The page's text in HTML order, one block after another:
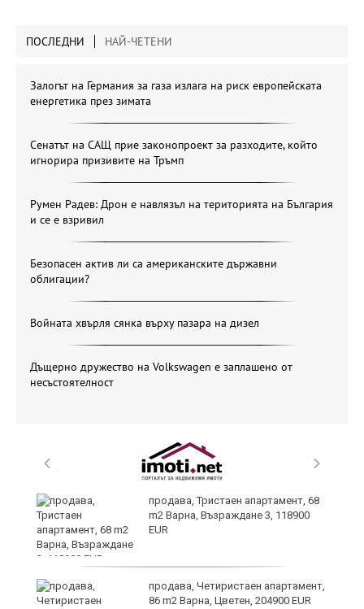
ПОСЛЕДНИ НАЙ-ЧЕТЕНИ
Залогът на Германия за газа излага на риск европейската
енергетика през зимата
Сенатът на САЩ прие законопроект за разходите, който
игнорира призивите на Тръмп
Румен Радев: Дрон е навлязъл на територията на България
и се е взривил
Безопасен актив ли са американските държавни
облигации?
Войната хвърля сянка върху пазара на дизел
Дъщерно дружество на Volkswagen е заплашено от
несъстоятелност
продава, Тристаен апартамент, 68
m2 Варна, Възраждане 3, 118900
EUR
продава, Четиристаен апартамент,
86 m2 Варна, Цветен, 204900 EUR